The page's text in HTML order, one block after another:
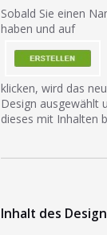
Sobald Sie einen
haben und auf
klicken, wird das
Design ausgewählt
dieses mit Inhalten
Inhalt des